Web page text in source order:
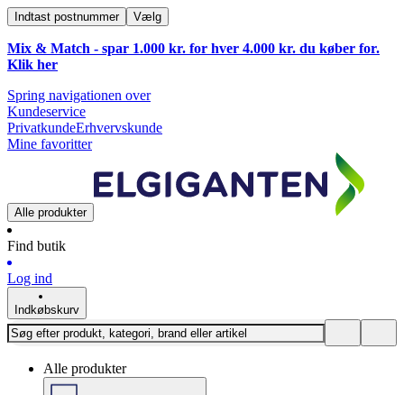
Indtast postnummer Vælg
Mix & Match - spar 1.000 kr. for hver 4.000 kr. du køber for.
Klik her
Spring navigationen over
Kundeservice
PrivatkundeErhvervskunde
Mine favoritter
Alle produkter
Find butik
Log ind
Indkøbskurv
Alle produkter